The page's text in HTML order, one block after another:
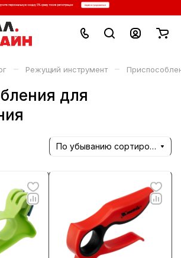
– Режущий инструмент –
для
По убыванию сортировки